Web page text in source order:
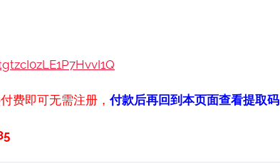
费即可无需注册，付款后再回到本页面查看提取码